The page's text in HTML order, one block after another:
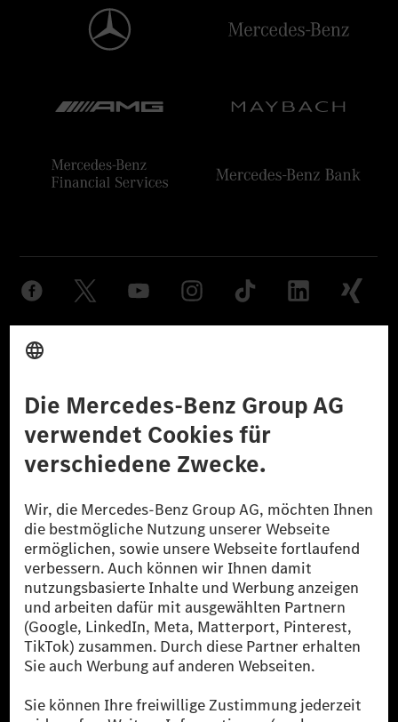
© 2026 Mercedes-Benz Group AG. Alle Rechte vorbehalten.
reduzierte CO₂-Emissionen bei der Mercedes-Benz Group durch
zertifizierte Ausgleichsprojekte kompensiert werden.
[2] Renewable Charging ist ein integraler Bestandteil von MB.CHARGE
Public in Europa, den USA, Kanada und China. Sofern an der jeweiligen
Ladestation noch kein Strom aus erneuerbaren Energien vorliegt,
verwendet Renewable Charging Grünstromzertifikate*. Diese stellen
sicher, dass für Ladevorgänge über MB.CHARGE Public eine äquivalente
Strommenge aus erneuerbaren Energien ins Stromnetz eingespeist wird.
Sie stammen ausschließlich aus Wind- und Solarkraftanlagen, die jünger
als sechs Jahre sind.
* Inkl. EKOenergy Ökolabel
* Die angegebenen Werte wurden nach dem vorgeschriebenen
Messverfahren WLTP (Worldwide harmonised Light vehicles Test